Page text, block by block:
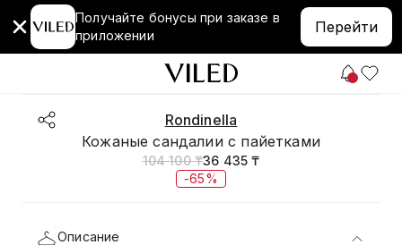
Получайте бонусы при заказе в
приложении
Перейти
Rondinella
Кожаные сандалии с пайетками
104 100 ₸36 435 ₸
-65%
Описание